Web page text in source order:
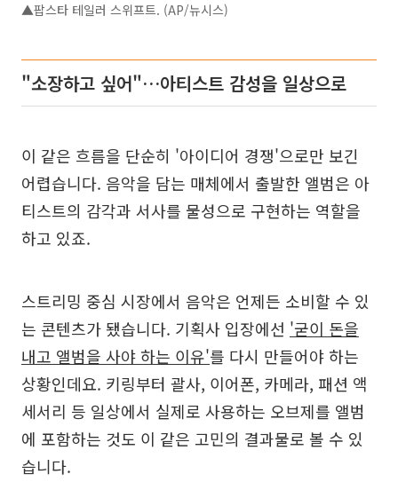
▲팝스타 테일러 스위프트. (AP/뉴시스)
"소장하고 싶어"…아티스트 감성을 일상으로
이 같은 흐름을 단순히 '아이디어 경쟁'으로만 보긴
어렵습니다. 음악을 담는 매체에서 출발한 앨범은 아
티스트의 감각과 서사를 물성으로 구현하는 역할을
하고 있죠.
스트리밍 중심 시장에서 음악은 언제든 소비할 수 있
는 콘텐츠가 됐습니다. 기획사 입장에선 '굳이 돈을
내고 앨범을 사야 하는 이유'를 다시 만들어야 하는
상황인데요. 키링부터 괄사, 이어폰, 카메라, 패션 액
세서리 등 일상에서 실제로 사용하는 오브제를 앨범
에 포함하는 것도 이 같은 고민의 결과물로 볼 수 있
습니다.